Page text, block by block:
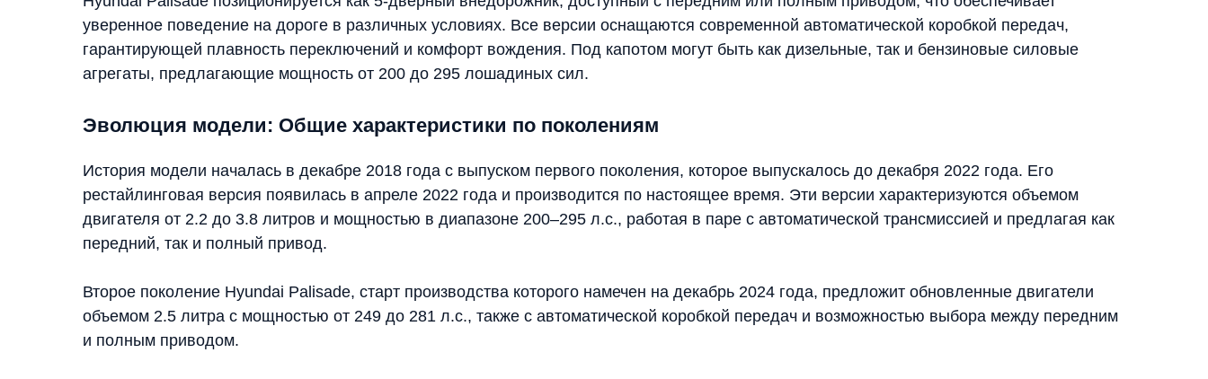
уверенное поведение на дороге в различных условиях. Все версии оснащаются современной автоматической коробкой передач,
гарантирующей плавность переключений и комфорт вождения. Под капотом могут быть как дизельные, так и бензиновые силовые
агрегаты, предлагающие мощность от 200 до 295 лошадиных сил.
Эволюция модели: Общие характеристики по поколениям
История модели началась в декабре 2018 года с выпуском первого поколения, которое выпускалось до декабря 2022 года. Его
рестайлинговая версия появилась в апреле 2022 года и производится по настоящее время. Эти версии характеризуются объемом
двигателя от 2.2 до 3.8 литров и мощностью в диапазоне 200–295 л.с., работая в паре с автоматической трансмиссией и предлагая как
передний, так и полный привод.
Второе поколение Hyundai Palisade, старт производства которого намечен на декабрь 2024 года, предложит обновленные двигатели
объемом 2.5 литра с мощностью от 249 до 281 л.с., также с автоматической коробкой передач и возможностью выбора между передним
и полным приводом.